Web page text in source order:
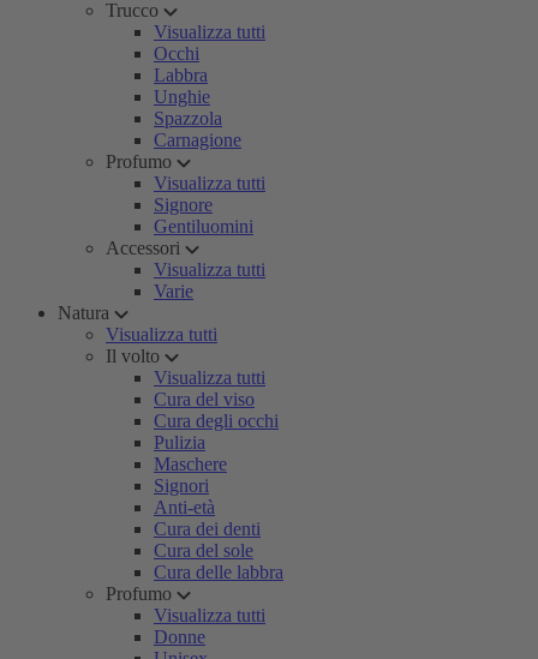
Trucco
Visualizza tutti
Occhi
Labbra
Unghie
Spazzola
Carnagione
Profumo
Visualizza tutti
Signore
Gentiluomini
Accessori
Visualizza tutti
Varie
Natura
Visualizza tutti
Il volto
Visualizza tutti
Cura del viso
Cura degli occhi
Pulizia
Maschere
Signori
Anti-età
Cura dei denti
Cura del sole
Cura delle labbra
Profumo
Visualizza tutti
Donne